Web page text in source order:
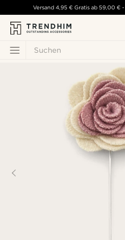
Suchen
Versand 4,95 € Gratis ab59,00 € -